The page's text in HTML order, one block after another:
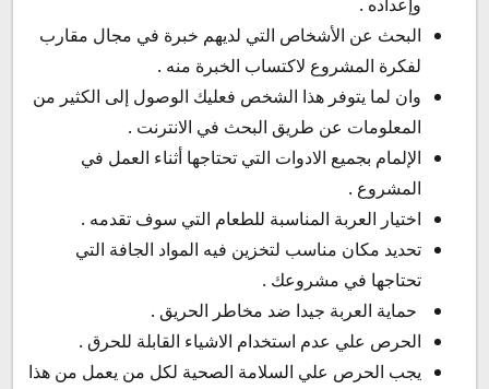
البحث عن الأشخاص التي لديهم خبرة في مجال مقارب
لفكرة المشروع لاكتساب الخبرة منه .
وان لما يتوفر هذا الشخص فعليك الوصول إلى الكثير من
المعلومات عن طريق البحث في الانترنت .
الإلمام بجميع الادوات التي تحتاجها أثناء العمل في
المشروع .
اختيار العربة المناسبة للطعام التي سوف تقدمه .
تحديد مكان مناسب لتخزين فيه المواد الجافة التي
تحتاجها في مشروعك .
حماية العربة جيدا ضد مخاطر الحريق .
الحرص علي عدم استخدام الاشياء القابلة للحرق .
يجب الحرص علي السلامة الصحية لكل من يعمل من هذا